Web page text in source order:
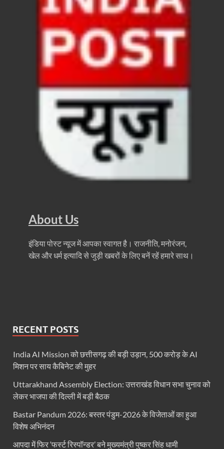
UP Rain Basera: योगी सरकार यात्रियों की सुरक्षा के
Nidhi Yojana: उत्तर प्रदेश में महिला उद्यमिता को मिला
Indramani Badoni Jayanti: उत्तराखंड के गांधी को सीएम
Nitin Nabin Bihar Visit: बिहार दौरे पर रहेंगे बीजेपी के
Kisan Samman Diwas: किसान सम्मान दिवस’ मनाएगी
UP Vidhan Sabha Budget: योगी सरकार ने
UP Vidhan Sabha:देश में दो नमूने हैं, जब कोई चर्चा
UP Rain Basera: ठंड में आने वाले फरियादियों के लिए
UP Ayush App: योगी सरकार जल्द लांच करेगी आयुष एप,
CM Yogi Gift: मुख्यमंत्री योगी आदित्यनाथ ने लघु व सीमांत
UP Cough Syrup Issue: कोडीन युक्त कफ सिरप मामले
UP Road Safty: सड़क सुरक्षा के लिए मुख्यमंत्री का 4-ई
KP Maurya Statement: माफिया और समाजवादी पार्टी
FSSAI: जांच में अंडे पूरी तरह सुरक्षित पाए गए: FSSAI
Anil Vij Statement: कांग्रेस का अविश्वास प्रस्ताव सदन
About Us
इंडिया पोस्ट न्यूज में आपका स्वागत है। राजनीति, मनोरंजन,
खेल और धर्म इत्यादि से जुड़ी खबरों के लिए बनें रहें हमारे साथ।
RECENT POSTS
India AI Mission को छत्तीसगढ़ की बड़ी उड़ान, 500 करोड़ के AI
मिशन पर साय कैबिनेट की मुहर
Uttarakhand Assembly Election: उत्तराखंड विधान सभा चुनाव को
लेकर भाजपा की दिल्ली में बड़ी बैठक
Bastar Pandum 2026: बस्तर पंडुम-2026 के विजेताओं का हुआ
विशेष अभिनंदन
आपदा में फिर ‘फर्स्ट रिस्पॉन्डर’ बने मुख्यमंत्री पुष्कर सिंह धामी